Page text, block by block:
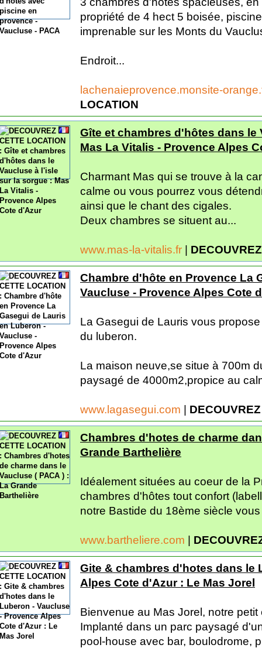
propriété de 4 hect 5 boisée,
imprenable sur les Monts du
Endroit...
lachenaieprovence.monsite-
LOCATION
Gîte et chambres d'hôtes dans
Mas La Vitalis - Provence Alpes
Charmant Mas qui se trouve à la
calme ou vous pourrez vous
ainsi que le chant des cigales.
Deux chambres se situent au...
www.mas-la-vitalis.fr |
Chambre d'hôte en Provence La
Vaucluse - Provence Alpes Cote
La Gasegui de Lauris vous
du luberon.
La maison neuve,se situe à 700m
paysagé de 4000m2,propice au
www.lagasegui.com |
Chambres d'hotes de charme
Grande Barthelière
Idéalement situées au coeur de la
chambres d'hôtes tout confort
notre Bastide du 18ème siècle
www.bartheliere.com |
Gite & chambres d'hotes dans le
Alpes Cote d'Azur : Le Mas Jorel
Bienvenue au Mas Jorel, notre
Implanté dans un parc paysagé
pool-house avec bar, boulodrome,